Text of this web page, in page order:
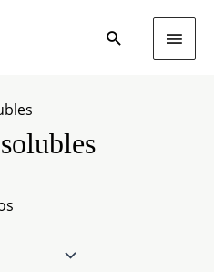
Buscar